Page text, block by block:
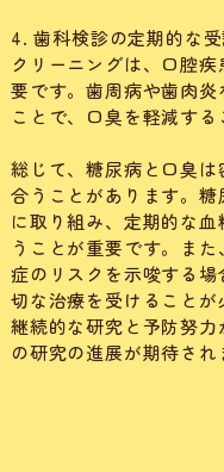
4. 歯科検診の定期的な
クリーニングは、口腔
要です。歯周病や歯肉
ことで、口臭を軽減する
総じて、糖尿病と口臭
合うことがあります。
に取り組み、定期的な
うことが重要です。ま
症のリスクを示唆する
切な治療を受けることが
継続的な研究と予防努
の研究の進展が期待され